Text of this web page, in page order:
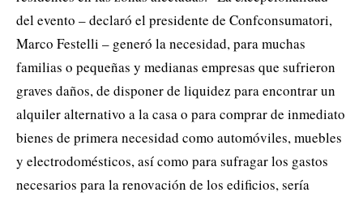
del evento – declaró el presidente de Confconsumatori,
Marco Festelli – generó la necesidad, para muchas
familias o pequeñas y medianas empresas que sufrieron
graves daños, de disponer de liquidez para encontrar un
alquiler alternativo a la casa o para comprar de inmediato
bienes de primera necesidad como automóviles, muebles
y electrodomésticos, así como para sufragar los gastos
necesarios para la renovación de los edificios, sería